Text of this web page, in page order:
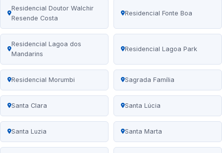
Residencial Doutor Walchir
Resende Costa
Residencial Fonte Boa
Residencial Lagoa dos
Mandarins
Residencial Lagoa Park
Residencial Morumbi Sagrada Família
Santa Clara Santa Lúcia
Santa Luzia Santa Marta